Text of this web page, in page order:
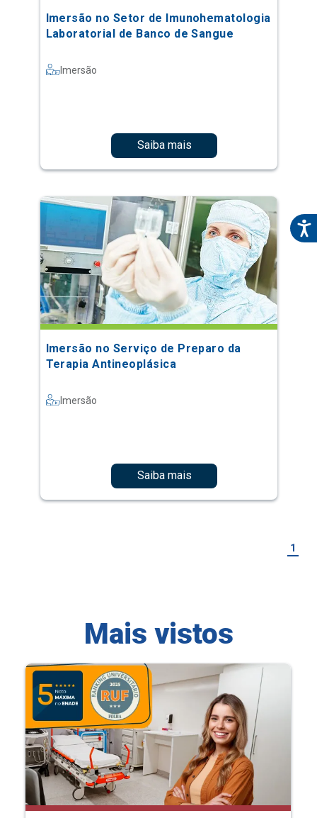
Imersão no Setor de Imunohematologia
Laboratorial de Banco de Sangue
Imersão
Saiba mais
Imersão no Serviço de Preparo da
Terapia Antineoplásica
Imersão
Saiba mais
1
Mais vistos